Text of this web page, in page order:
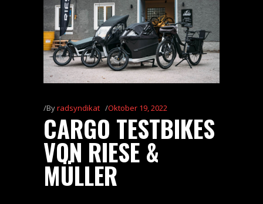
Byradsyndikat Oktober 19, 2022
CARGO TESTBIKES
VON RIESE &
MÜLLER